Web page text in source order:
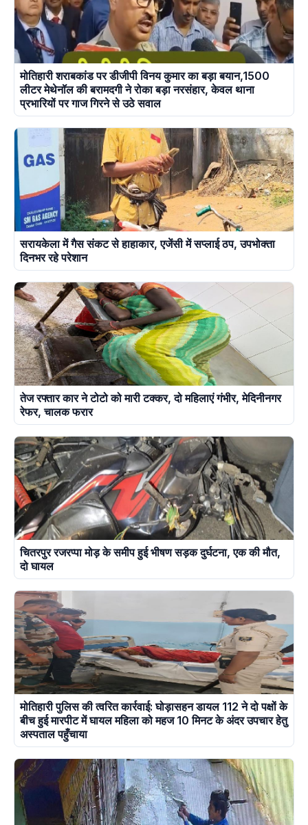
मोतिहारी शराबकांड पर डीजीपी विनय कुमार का बड़ा बयान,1500
लीटर मेथेनॉल की बरामदगी ने रोका बड़ा नरसंहार, केवल थाना
प्रभारियों पर गाज गिरने से उठे सवाल
सरायकेला में गैस संकट से हाहाकार, एजेंसी में सप्लाई ठप, उपभोक्ता
दिनभर रहे परेशान
तेज रफ्तार कार ने टोटो को मारी टक्कर, दो महिलाएं गंभीर, मेदिनीनगर
रेफर, चालक फरार
चितरपुर रजरप्पा मोड़ के समीप हुई भीषण सड़क दुर्घटना, एक की मौत,
दो घायल
मोतिहारी पुलिस की त्वरित कार्रवाई: घोड़ासहन डायल 112 ने दो पक्षों के
बीच हुई मारपीट में घायल महिला को महज 10 मिनट के अंदर उपचार हेतु
अस्पताल पहुँचाया